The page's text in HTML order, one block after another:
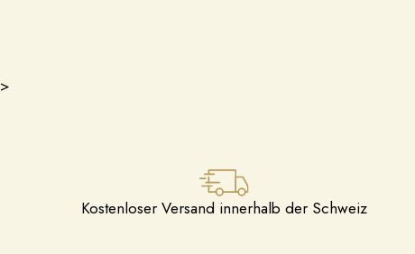
>
Kostenloser Versand innerhalb der Schweiz